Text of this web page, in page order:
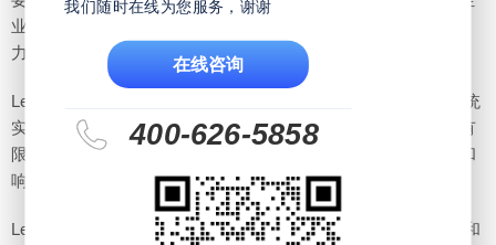
业的数智化水平较低，运营效率和决策速度完全依赖于人员能
力，难以应对复杂的市场环境。
Level 1：流程驱动Level 1流程驱动阶段，企业通过管理信息系统
实现了流程的标准化、系统化和部分自动化。尽管智能化程度有
限，但系统化的数据管理和流程优化有效提升了基础运营效率和
响应能力。
Level 2：模型驱动在Level 2模型驱动阶段，企业通过数学模型和
我们随时在线为您服务，谢谢
在线咨询
400-626-5858